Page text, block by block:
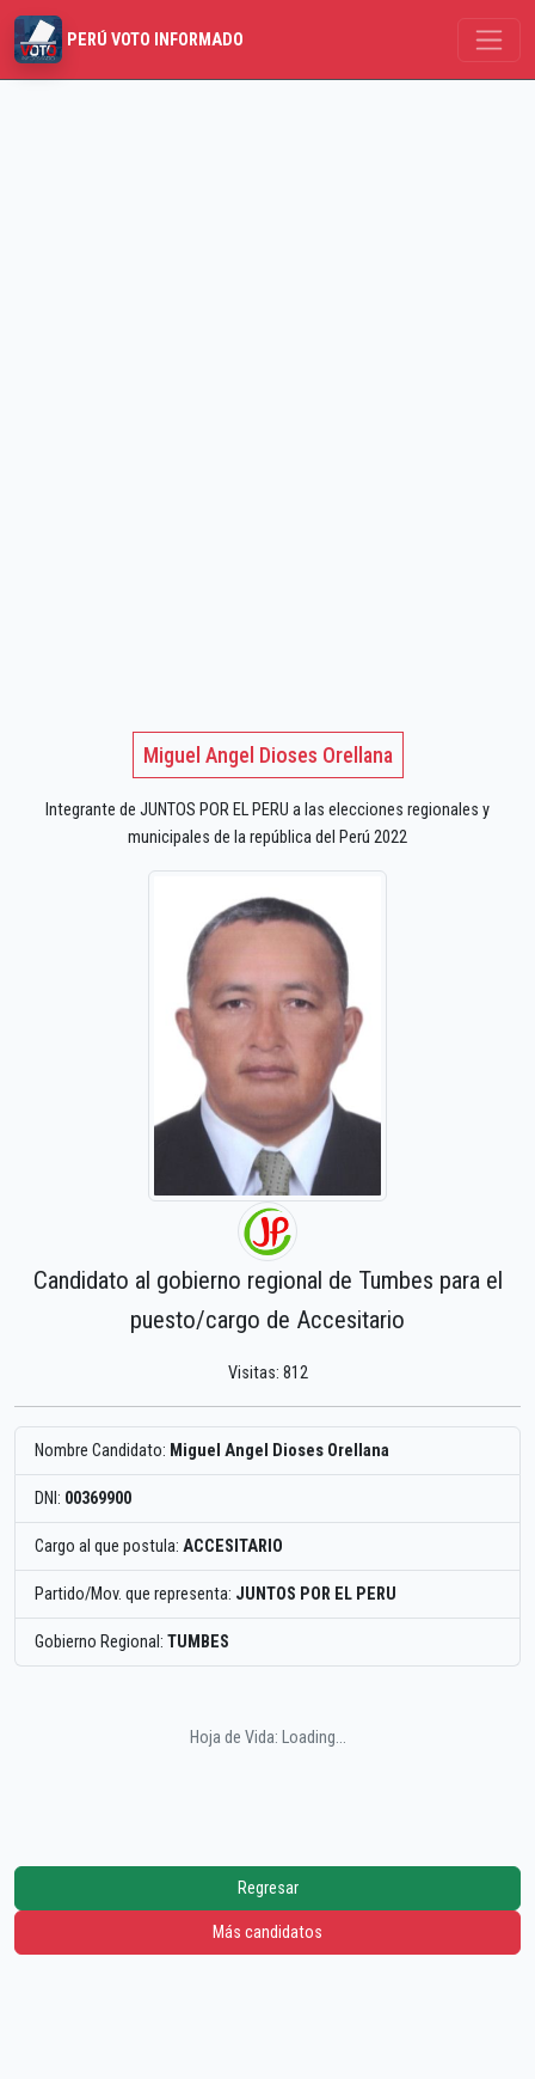
PERÚ VOTO INFORMADO
Miguel Angel Dioses Orellana
Integrante de JUNTOS POR EL PERU a las elecciones regionales y
municipales de la república del Perú 2022
Candidato al gobierno regional de Tumbes para el
puesto/cargo de Accesitario
Visitas: 812
Nombre Candidato: Miguel Angel Dioses Orellana
DNI: 00369900
Cargo al que postula: ACCESITARIO
Partido/Mov. que representa: JUNTOS POR EL PERU
Gobierno Regional: TUMBES
Hoja de Vida: Loading...
Regresar
Más candidatos